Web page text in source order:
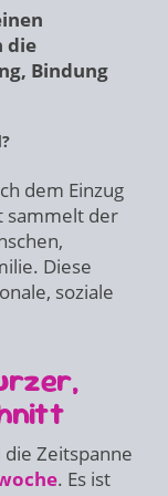
die
Bindung
dem Einzug
sammelt der
Diese
soziale
Zeitspanne
. Es ist